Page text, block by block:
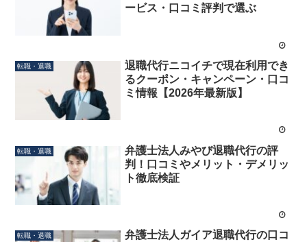
ービス・口コミ評判で選ぶ
転職・退職
退職代行ニコイチで現在利用でき
るクーポン・キャンペーン・口コ
ミ情報【2026年最新版】
転職・退職
弁護士法人みやび退職代行の評
判！口コミやメリット・デメリッ
ト徹底検証
転職・退職
弁護士法人ガイア退職代行の口コ